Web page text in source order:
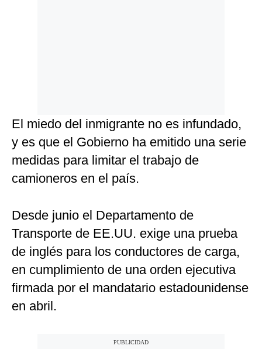
El miedo del inmigrante no es infundado,
y es que el Gobierno ha emitido una serie
medidas para limitar el trabajo de
camioneros en el país.
Desde junio el Departamento de
Transporte de EE.UU. exige una prueba
de inglés para los conductores de carga,
en cumplimiento de una orden ejecutiva
firmada por el mandatario estadounidense
en abril.